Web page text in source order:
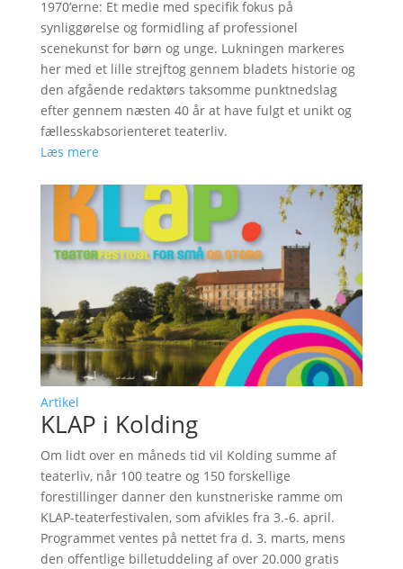
1970’erne: Et medie med specifik fokus på
synliggørelse og formidling af professionel
scenekunst for børn og unge. Lukningen markeres
her med et lille strejftog gennem bladets historie og
den afgående redaktørs taksomme punktnedslag
efter gennem næsten 40 år at have fulgt et unikt og
fællesskabsorienteret teaterliv.
Læs mere
Artikel
KLAP i Kolding
Om lidt over en måneds tid vil Kolding summe af
teaterliv, når 100 teatre og 150 forskellige
forestillinger danner den kunstneriske ramme om
KLAP-teaterfestivalen, som afvikles fra 3.-6. april.
Programmet ventes på nettet fra d. 3. marts, mens
den offentlige billetuddeling af over 20.000 gratis